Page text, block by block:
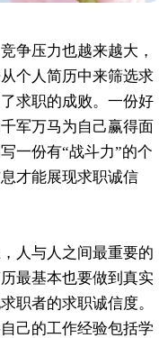
压力也越来越大，
个人简历中来筛选求
求职的成败。一份好
军万马为自己赢得面
一份有“战斗力”的个
才能展现求职诚信
人与人之间最重要的
最基本也要做到真实
职者的求职诚信度。
己的工作经验包括学